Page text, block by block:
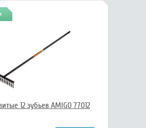
12 зубьев AMIGO 77012